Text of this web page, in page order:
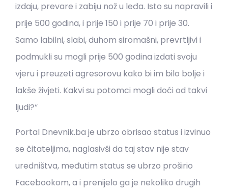
izdaju, prevare i zabiju nož u leđa. Isto su napravili i
prije 500 godina, i prije 150 i prije 70 i prije 30.
Samo labilni, slabi, duhom siromašni, prevrtljivi i
podmukli su mogli prije 500 godina izdati svoju
vjeru i preuzeti agresorovu kako bi im bilo bolje i
lakše živjeti. Kakvi su potomci mogli doći od takvi
ljudi?“
Portal Dnevnik.ba je ubrzo obrisao status i izvinuo
se čitateljima, naglasivši da taj stav nije stav
uredništva, međutim status se ubrzo proširio
Facebookom, a i prenijelo ga je nekoliko drugih